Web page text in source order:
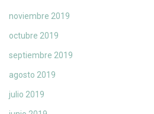
noviembre 2019
octubre 2019
septiembre 2019
agosto 2019
julio 2019